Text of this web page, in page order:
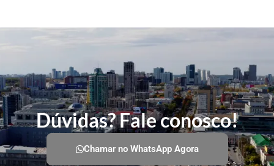
Dúvidas? Fale conosco!
Chamar no WhatsApp Agora